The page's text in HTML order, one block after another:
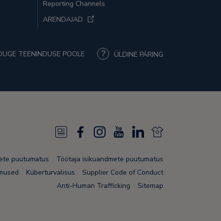
Reporting Channels
ARENDAJAD
TEENINDUSE POOLE ÜLDINE PÄRING
N
w
s
c
e
I
s
t
u
T
L
n
k
N
w
puutumatus
Töötaja isikuandmete puutumatus
Küberturvalisus
Supplier Code of Conduct
Anti-Human Trafficking
Sitemap